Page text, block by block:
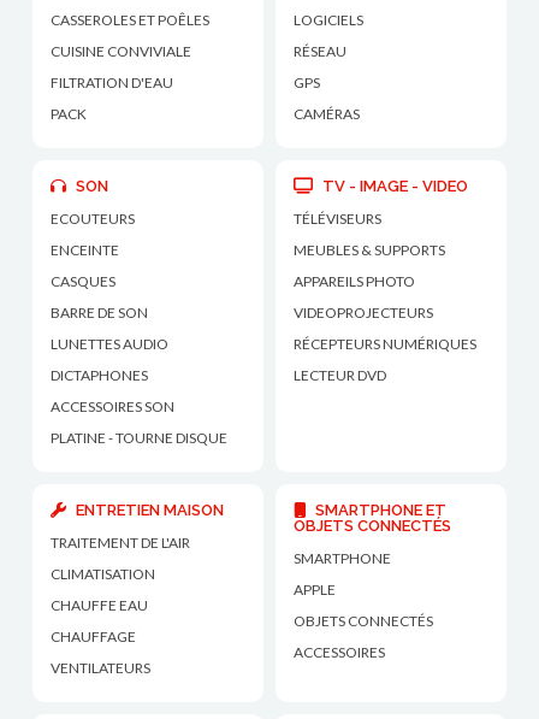
CASSEROLES ET POÊLES
CUISINE CONVIVIALE
FILTRATION D'EAU
PACK
LOGICIELS
RÉSEAU
GPS
CAMÉRAS
SON
ECOUTEURS
ENCEINTE
CASQUES
BARRE DE SON
LUNETTES AUDIO
DICTAPHONES
ACCESSOIRES SON
PLATINE - TOURNE DISQUE
TV - IMAGE - VIDEO
TÉLÉVISEURS
MEUBLES & SUPPORTS
APPAREILS PHOTO
VIDEOPROJECTEURS
RÉCEPTEURS NUMÉRIQUES
LECTEUR DVD
ENTRETIEN MAISON
TRAITEMENT DE L'AIR
CLIMATISATION
CHAUFFE EAU
CHAUFFAGE
VENTILATEURS
SMARTPHONE ET
OBJETS CONNECTÉS
SMARTPHONE
APPLE
OBJETS CONNECTÉS
ACCESSOIRES